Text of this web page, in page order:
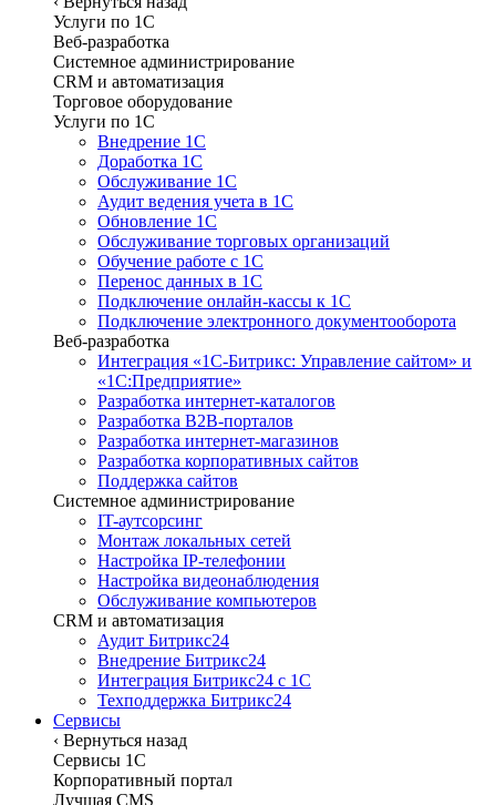
Услуги по 1С
Веб-разработка
Системное администрирование
CRM и автоматизация
Торговое оборудование
Услуги по 1С
Внедрение 1С
Доработка 1С
Обслуживание 1С
Аудит ведения учета в 1С
Обновление 1С
Обслуживание торговых организаций
Обучение работе с 1С
Перенос данных в 1С
Подключение онлайн-кассы к 1С
Подключение электронного документооборота
Веб-разработка
Интеграция «1С-Битрикс: Управление сайтом» и
«1С:Предприятие»
Разработка интернет-каталогов
Разработка B2B-порталов
Разработка интернет-магазинов
Разработка корпоративных сайтов
Поддержка сайтов
Системное администрирование
IT-аутсорсинг
Монтаж локальных сетей
Настройка IP-телефонии
Настройка видеонаблюдения
Обслуживание компьютеров
CRM и автоматизация
Аудит Битрикс24
Внедрение Битрикс24
Интеграция Битрикс24 с 1С
Техподдержка Битрикс24
Сервисы
‹ Вернуться назад
Сервисы 1C
Корпоративный портал
Лучшая CMS